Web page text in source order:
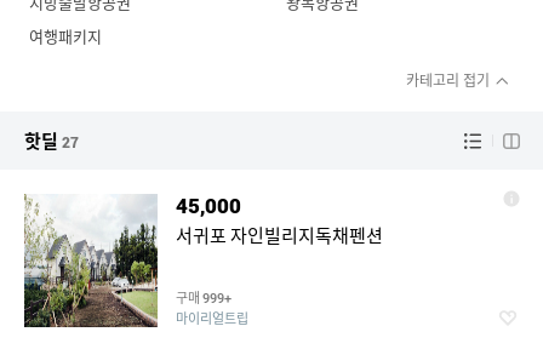
여행패키지
카테고리 접기
핫딜 27
45,000
서귀포 자인빌리지독채펜션
구매 999+
마이리얼트립